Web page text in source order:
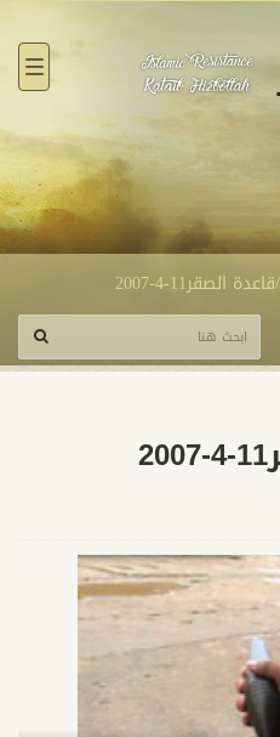
الصقر11-4-2007